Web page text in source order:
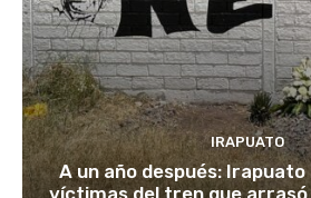
IRAPUATO
A un año después: